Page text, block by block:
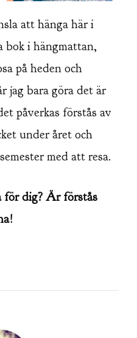
att hänga här i
bok i hängmattan,
på heden och
jag bara göra det är
påverkas förstås av
under året och
med att resa.
för dig? Är förstås